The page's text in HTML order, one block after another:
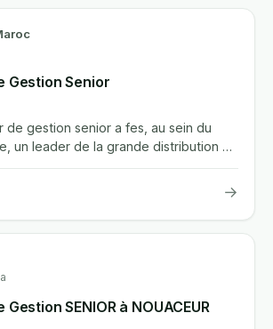
Gestion Senior
de gestion senior a fes, au sein du
un leader de la grande distribution au
→
SENIOR à NOUACEUR